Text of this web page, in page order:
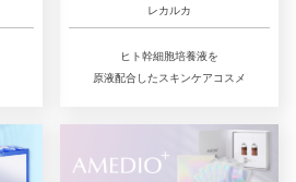
レカルカ
ヒト幹細胞培養液を
原液配合したスキンケアコスメ